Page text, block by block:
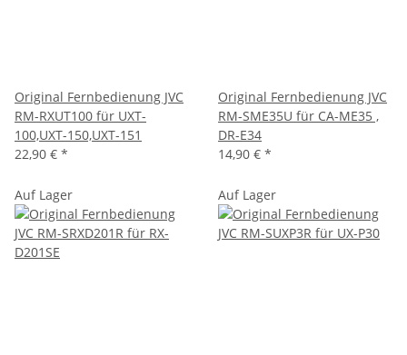
Original Fernbedienung JVC
RM-RXUT100 für UXT-
100,UXT-150,UXT-151
22,90 € *
Original Fernbedienung JVC
RM-SME35U für CA-ME35 ,
DR-E34
14,90 € *
Auf Lager Auf Lager